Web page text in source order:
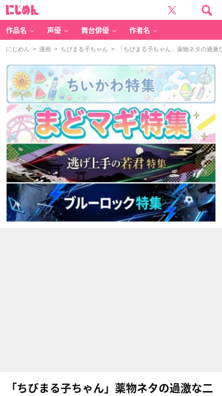
作品名 声優 舞台俳優 作者名
にじめん > 漫画 > ちびまる子ちゃん > 「ちびまる子ちゃん」薬物ネタの過激
「ちびまる子ちゃん」薬物ネタの過激な二